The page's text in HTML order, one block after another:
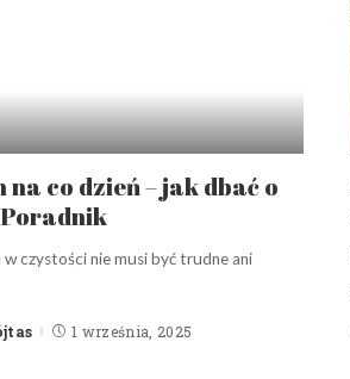
na co dzień – jak dbać o
czystości nie musi być trudne ani
1 września, 2025